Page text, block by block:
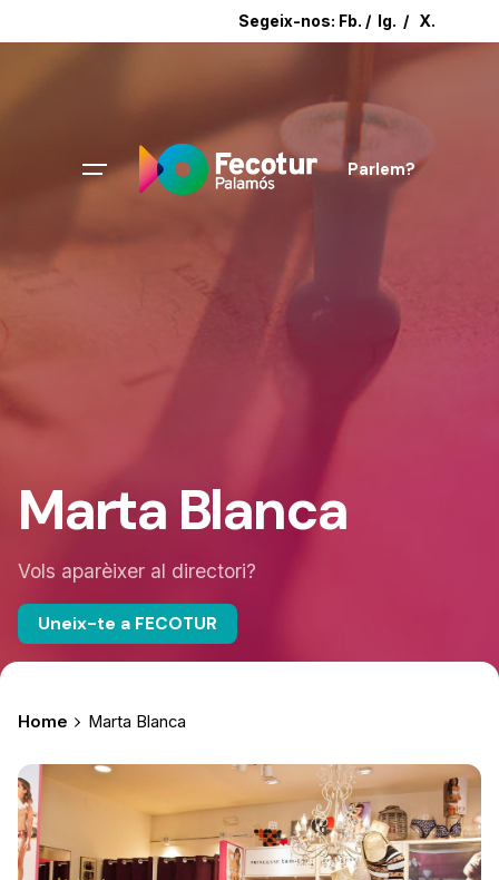
Segeix-nos: Fb. / Ig. / X.
Parlem?
Marta Blanca
Vols aparèixer al directori?
Uneix-te a FECOTUR
Home Marta Blanca